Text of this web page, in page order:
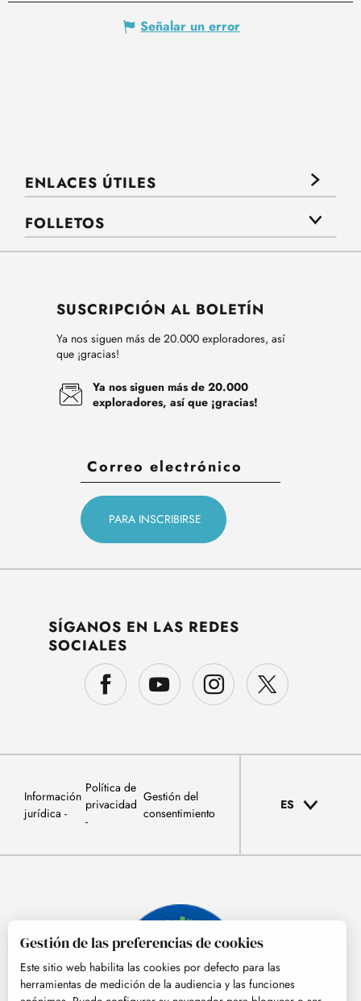
Señalar un error
ENLACES ÚTILES
FOLLETOS
SUSCRIPCIÓN AL BOLETÍN
Ya nos siguen más de 20.000 exploradores, así
que ¡gracias!
Ya nos siguen más de 20.000
exploradores, así que ¡gracias!
SÍGANOS EN LAS REDES
SOCIALES
Información
jurídica
Política de
privacidad
Gestión del
consentimiento
ES
Gestión de las preferencias de cookies
Este sitio web habilita las cookies por defecto para las
herramientas de medición de la audiencia y las funciones